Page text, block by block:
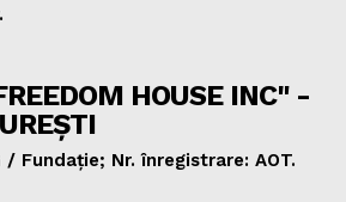
HOUSE INC" -
/ Fundație; Nr. înregistrare: AOT.